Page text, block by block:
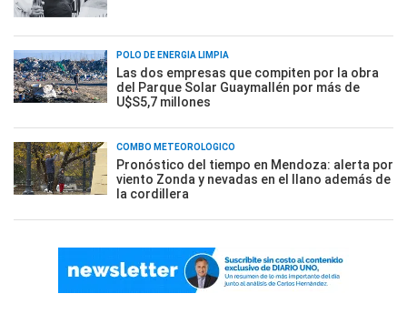
POLO DE ENERGÍA LIMPIA
Las dos empresas que compiten por la obra
del Parque Solar Guaymallén por más de
U$S5,7 millones
COMBO METEOROLÓGICO
Pronóstico del tiempo en Mendoza: alerta por
viento Zonda y nevadas en el llano además de
la cordillera